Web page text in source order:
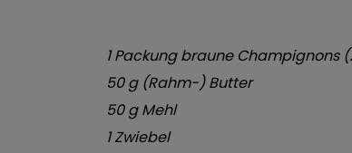
1 Packung braune Champignons
50 g (Rahm-) Butter
50 g Mehl
1 Zwiebel